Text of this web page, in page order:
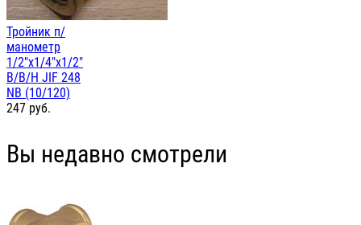
Тройник п/
манометр
1/2"х1/4"х1/2"
В/В/Н JIF 248
NB (10/120)
247 руб.
Вы недавно смотрели